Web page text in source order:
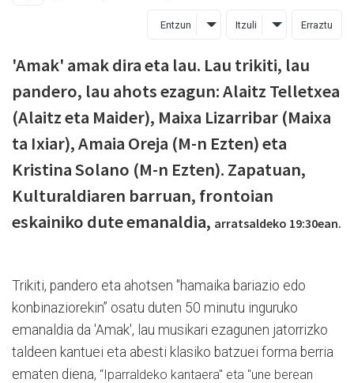
Entzun Itzuli Erraztu
'Amak' amak dira eta lau. Lau trikiti, lau
pandero, lau ahots ezagun: Alaitz Telletxea
(Alaitz eta Maider), Maixa Lizarribar (Maixa
ta Ixiar), Amaia Oreja (M-n Ezten) eta
Kristina Solano (M-n Ezten). Zapatuan,
Kulturaldiaren barruan, frontoian
eskainiko dute emanaldia, arratsaldeko 19:30ean.
Trikiti, pandero eta ahotsen "hamaika bariazio edo
konbinaziorekin” osatu duten 50 minutu inguruko
emanaldia da 'Amak', lau musikari ezagunen jatorrizko
taldeen kantuei eta abesti klasiko batzuei forma berria
ematen diena, “Iparraldeko kantaera" eta "une berean